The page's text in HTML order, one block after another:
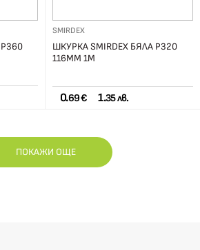
SMIRDEX
ШКУРКА SMIRDEX БЯЛА Р320
116ММ 1М
0.69 € 1.35 лв.
ПОКАЖИ ОЩЕ